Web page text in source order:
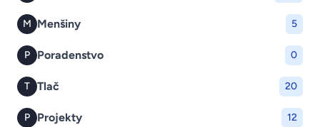
M Menšiny 5
P Poradenstvo 0
T Tlač 20
P Projekty 12